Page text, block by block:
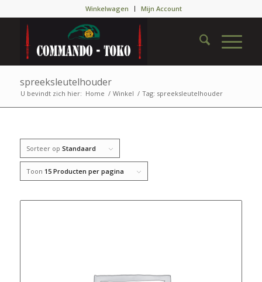
Winkelwagen Mijn Account
spreeksleutelhouder
U bevindt zich hier: Home / Winkel / Tag: spreeksleutelhouder
Sorteer op Standaard
Toon 15 Producten per pagina